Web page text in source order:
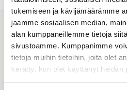
tukemiseen ja kävijämäärämme
jaamme sosiaalisen median,
alan kumppaneillemme tietoja
sivustoamme. Kumppanimme
tietoja muihin tietoihin, joita olet
kerätty, kun olet käyttänyt heidän
Ajankohtaiset
Katso myös
Katso